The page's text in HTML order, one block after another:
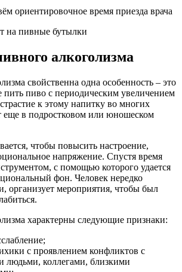
ориентировочное время приезда врача
алкоголизма
свойственна одна особенность – это
пить пиво с периодическим увеличением
к этому напитку во многих
еще в подростковом или юношеском
чтобы повысить настроение,
напряжение. Спустя время
с помощью которого удается
фон. Человек нередко
организует мероприятия, чтобы был
характерны следующие признаки:
с проявлением конфликтов с
коллегами, близкими